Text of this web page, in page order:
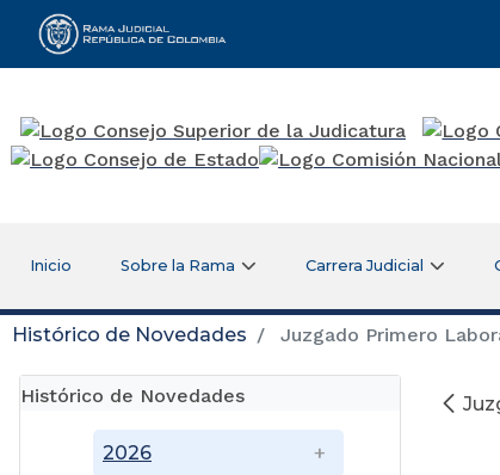
Rama Judicial
Inicio Sobre la Rama Carrera Judicial
Histórico de Novedades Juzgado Primero
Histórico de Novedades
2026